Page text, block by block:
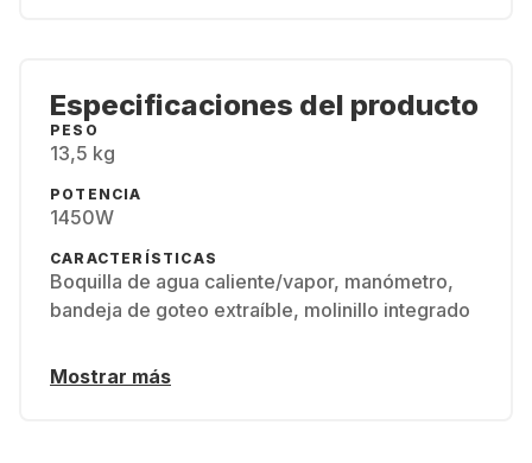
Especificaciones del producto
PESO
13,5 kg
POTENCIA
1450W
CARACTERÍSTICAS
Boquilla de agua caliente/vapor, manómetro,
bandeja de goteo extraíble, molinillo integrado
Mostrar más